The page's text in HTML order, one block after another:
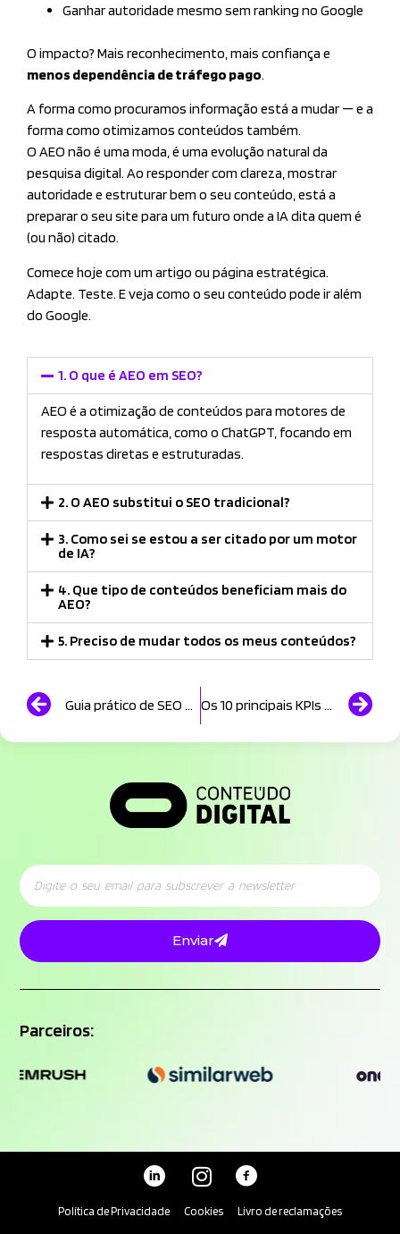
Ganhar autoridade mesmo sem ranking no Google
O impacto? Mais reconhecimento, mais confiança e
menos dependência de tráfego pago.
A forma como procuramos informação está a mudar — e a
forma como otimizamos conteúdos também.
O AEO não é uma moda, é uma evolução natural da
pesquisa digital. Ao responder com clareza, mostrar
autoridade e estruturar bem o seu conteúdo, está a
preparar o seu site para um futuro onde a IA dita quem é
(ou não) citado.
Comece hoje com um artigo ou página estratégica.
Adapte. Teste. E veja como o seu conteúdo pode ir além
do Google.
1. O que é AEO em SEO?
AEO é a otimização de conteúdos para motores de
resposta automática, como o ChatGPT, focando em
respostas diretas e estruturadas.
2. O AEO substitui o SEO tradicional?
3. Como sei se estou a ser citado por um motor
de IA?
4. Que tipo de conteúdos beneficiam mais do
AEO?
5. Preciso de mudar todos os meus conteúdos?
Guia prático de SEO on-page: como melhorar o site para aparecer no Google Os 10 principais KPIs de marketing digital (e como usá-los para melhorar resultados)
Enviar
Parceiros:
Política de Privacidade Cookies Livro de reclamações